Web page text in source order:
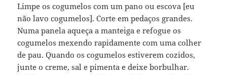
Limpe os cogumelos com um pano ou escova [eu
não lavo cogumelos]. Corte em pedaços grandes.
Numa panela aqueça a manteiga e refogue os
cogumelos mexendo rapidamente com uma colher
de pau. Quando os cogumelos estiverem cozidos,
junte o creme, sal e pimenta e deixe borbulhar.